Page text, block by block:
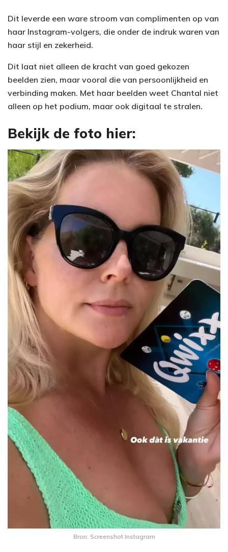
Dit leverde een ware stroom van complimenten op van
haar Instagram-volgers, die onder de indruk waren van
haar stijl en zekerheid.
Dit laat niet alleen de kracht van goed gekozen
beelden zien, maar vooral die van persoonlijkheid en
verbinding maken. Met haar beelden weet Chantal niet
alleen op het podium, maar ook digitaal te stralen.
Bekijk de foto hier:
Bron: Screenshot Instagram